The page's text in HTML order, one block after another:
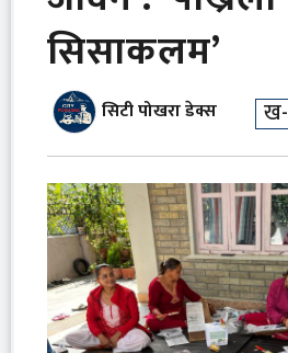
सिसाकलम’
सिटी पोखरा डेक्स ख-